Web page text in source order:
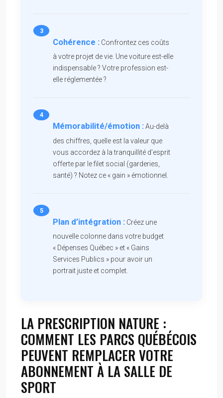
Cohérence : Confrontez ces coûts
à votre projet de vie. Une voiture est-elle
indispensable ? Votre profession est-
elle réglementée ?
Mémorabilité/émotion :Au-delà
des chiffres, quelle est la valeur que
vous accordez à la tranquillité d’esprit
offerte par le filet social (garderies,
santé) ? Notez ce « gain » émotionnel.
Plan d’intégration : Créez une
nouvelle colonne dans votre budget
« Dépenses Québec » et « Gains
Services Publics » pour avoir un
portrait juste et complet.
LA PRESCRIPTION NATURE :
COMMENT LES PARCS QUÉBÉCOIS
PEUVENT REMPLACER VOTRE
ABONNEMENT À LA SALLE DE
SPORT